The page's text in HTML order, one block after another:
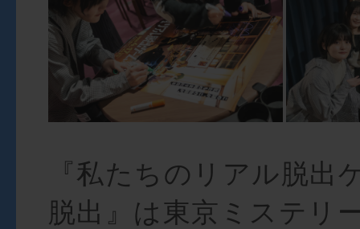
『私たちのリアル脱出
脱出』は東京ミステリ